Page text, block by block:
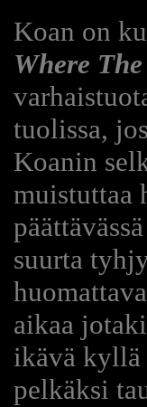
Koan on
Where
tuolissa,
Koanin
muistuttaa
päättävässä
suurta
aikaa
ikävä kyllä
pelkäksi